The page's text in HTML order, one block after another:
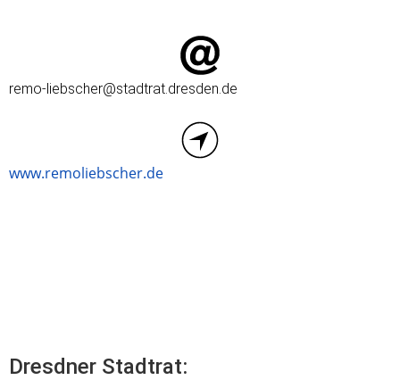
remo-liebscher@stadtrat.dresden.de
www.remoliebscher.de
Dresdner Stadtrat: